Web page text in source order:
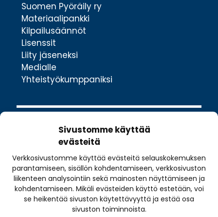
Sivustomme käyttää
evästeitä
Verkkosivustomme käyttää evästeitä selauskokemuksen
parantamiseen, sisällön kohdentamiseen, verkkosivuston
liikenteen analysointiin sekä mainosten näyttämiseen ja
kohdentamiseen. Mikäli evästeiden käyttö estetään, voi
se heikentää sivuston käytettävyyttä ja estää osa
sivuston toiminnoista.
Suomen Pyöräily ry
Materiaalipankki
Kilpailusäännöt
Lisenssit
Liity jäseneksi
Medialle
Yhteistyökumppaniksi
Valimotie 10
00380 Helsinki
toimisto@pyoraily.fi
+358 50 516 9590